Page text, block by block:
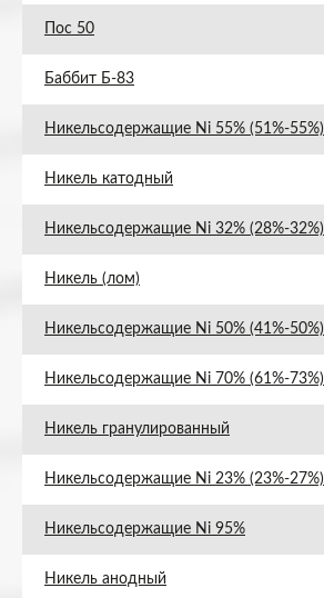
Пос 50
Баббит Б-83
Никельсодержащие Ni 55% (51%-55%)
Никель катодный
Никельсодержащие Ni 32% (28%-32%)
Никель (лом)
Никельсодержащие Ni 50% (41%-50%)
Никельсодержащие Ni 70% (61%-73%)
Никель гранулированный
Никельсодержащие Ni 23% (23%-27%)
Никельсодержащие Ni 95%
Никель анодный